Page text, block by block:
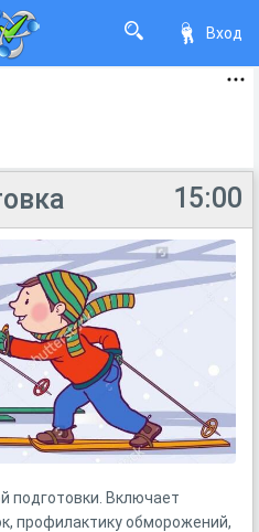
Вход
15:00
подготовки. Включает
профилактику обморожений,